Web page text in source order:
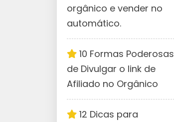
orgânico e vender no
automático.
10 Formas Poderosas
de Divulgar o link de
Afiliado no Orgânico
12 Dicas para